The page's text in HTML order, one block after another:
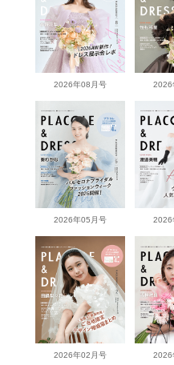
2026年08月号 2026
2026年05月号 2026
2026年02月号 2026